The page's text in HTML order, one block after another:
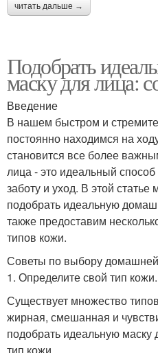
читать дальше →
Подобрать
маску для лица:
Введение
В нашем быстром и
постоянно находимся на
становится все более
лица - это идеальный
заботу и уход. В этой
подобрать идеальную
также предоставим
типов кожи.
Советы по выбору
1. Определите свой тип кожи.
Существует множество
жирная, смешанная и
подобрать идеальную маску